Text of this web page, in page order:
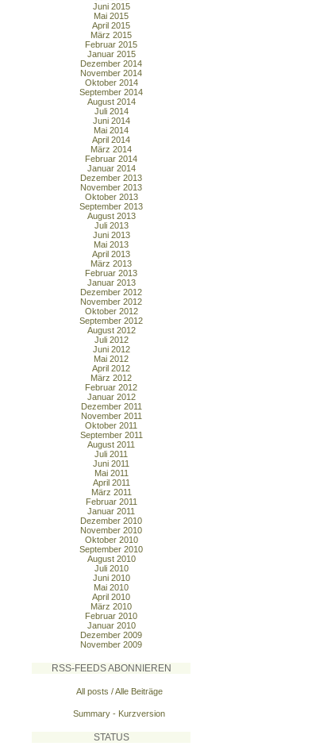
Juni 2015
Mai 2015
April 2015
März 2015
Februar 2015
Januar 2015
Dezember 2014
November 2014
Oktober 2014
September 2014
August 2014
Juli 2014
Juni 2014
Mai 2014
April 2014
März 2014
Februar 2014
Januar 2014
Dezember 2013
November 2013
Oktober 2013
September 2013
August 2013
Juli 2013
Juni 2013
Mai 2013
April 2013
März 2013
Februar 2013
Januar 2013
Dezember 2012
November 2012
Oktober 2012
September 2012
August 2012
Juli 2012
Juni 2012
Mai 2012
April 2012
März 2012
Februar 2012
Januar 2012
Dezember 2011
November 2011
Oktober 2011
September 2011
August 2011
Juli 2011
Juni 2011
Mai 2011
April 2011
März 2011
Februar 2011
Januar 2011
Dezember 2010
November 2010
Oktober 2010
September 2010
August 2010
Juli 2010
Juni 2010
Mai 2010
April 2010
März 2010
Februar 2010
Januar 2010
Dezember 2009
November 2009
RSS-FEEDS ABONNIEREN
All posts / Alle Beiträge
Summary - Kurzversion
STATUS